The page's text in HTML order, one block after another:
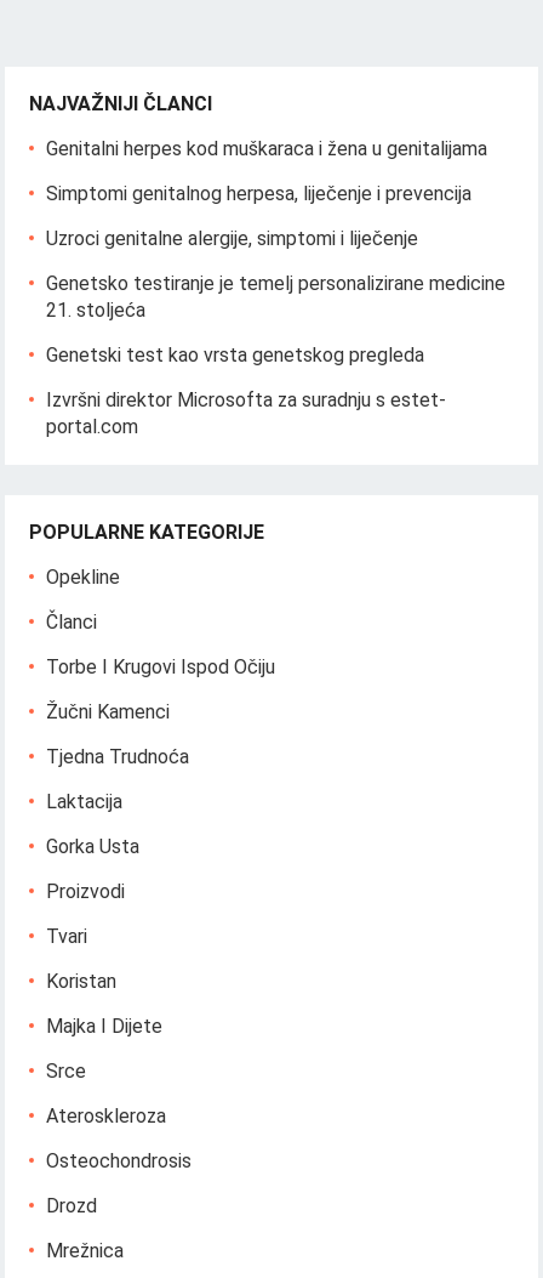
NAJVAŽNIJI ČLANCI
Genitalni herpes kod muškaraca i žena u genitalijama
Simptomi genitalnog herpesa, liječenje i prevencija
Uzroci genitalne alergije, simptomi i liječenje
Genetsko testiranje je temelj personalizirane medicine
21. stoljeća
Genetski test kao vrsta genetskog pregleda
Izvršni direktor Microsofta za suradnju s estet-
portal.com
POPULARNE KATEGORIJE
Opekline
Članci
Torbe I Krugovi Ispod Očiju
Žučni Kamenci
Tjedna Trudnoća
Laktacija
Gorka Usta
Proizvodi
Tvari
Koristan
Majka I Dijete
Srce
Ateroskleroza
Osteochondrosis
Drozd
Mrežnica